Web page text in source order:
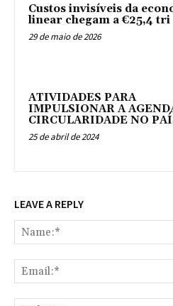
Custos invisíveis da
linear chegam a €25,4 tri
29 de maio de 2026
ATIVIDADES PARA
IMPULSIONAR A
CIRCULARIDADE NO
25 de abril de 2024
LEAVE A REPLY